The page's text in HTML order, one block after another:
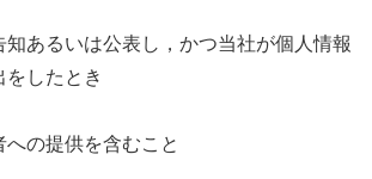
あるいは公表し，かつ当社が個人情報
したとき
の提供を含むこと